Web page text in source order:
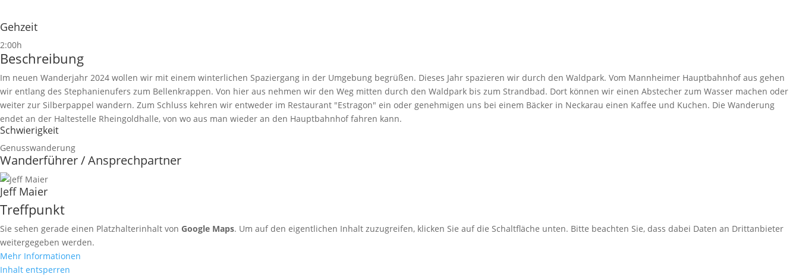
Gehzeit
2:00h
Beschreibung
Im neuen Wanderjahr 2024 wollen wir mit einem winterlichen Spaziergang in der Umgebung begrüßen. Dieses Jahr spazieren wir durch den Waldpark. Vom Mannheimer Hauptbahnhof aus gehen
wir entlang des Stephanienufers zum Bellenkrappen. Von hier aus nehmen wir den Weg mitten durch den Waldpark bis zum Strandbad. Dort können wir einen Abstecher zum Wasser machen oder
weiter zur Silberpappel wandern. Zum Schluss kehren wir entweder im Restaurant "Estragon" ein oder genehmigen uns bei einem Bäcker in Neckarau einen Kaffee und Kuchen. Die Wanderung
endet an der Haltestelle Rheingoldhalle, von wo aus man wieder an den Hauptbahnhof fahren kann.
Schwierigkeit
Genusswanderung
Wanderführer / Ansprechpartner
Jeff Maier
Treffpunkt
Sie sehen gerade einen Platzhalterinhalt von Google Maps. Um auf den eigentlichen Inhalt zuzugreifen, klicken Sie auf die Schaltfläche unten. Bitte beachten Sie, dass dabei Daten an Drittanbieter
weitergegeben werden.
Mehr Informationen
Inhalt entsperren